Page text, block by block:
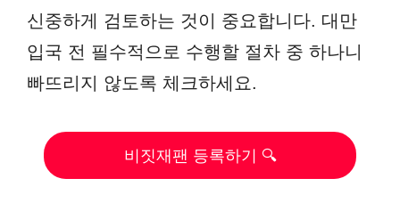
신중하게 검토하는 것이 중요합니다. 대만
입국 전 필수적으로 수행할 절차 중 하나니
빠뜨리지 않도록 체크하세요.
비짓재팬 등록하기 🔍